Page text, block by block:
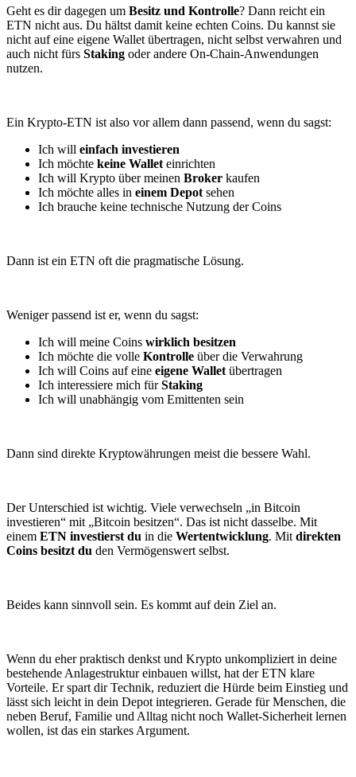
Geht es dir dagegen um Besitz und Kontrolle? Dann reicht ein
ETN nicht aus. Du hältst damit keine echten Coins. Du kannst sie
nicht auf eine eigene Wallet übertragen, nicht selbst verwahren und
auch nicht fürs Staking oder andere On-Chain-Anwendungen
nutzen.
Ein Krypto-ETN ist also vor allem dann passend, wenn du sagst:
Ich will einfach investieren
Ich möchte keine Wallet einrichten
Ich will Krypto über meinen Broker kaufen
Ich möchte alles in einem Depot sehen
Ich brauche keine technische Nutzung der Coins
Dann ist ein ETN oft die pragmatische Lösung.
Weniger passend ist er, wenn du sagst:
Ich will meine Coins wirklich besitzen
Ich möchte die volle Kontrolle über die Verwahrung
Ich will Coins auf eine eigene Wallet übertragen
Ich interessiere mich fürStaking
Ich will unabhängig vom Emittenten sein
Dann sind direkte Kryptowährungen meist die bessere Wahl.
Der Unterschied ist wichtig. Viele verwechseln „in Bitcoin
investieren“ mit „Bitcoin besitzen“. Das ist nicht dasselbe. Mit
einem ETN investierst du in die Wertentwicklung. Mit direkten
Coins besitzt du den Vermögenswert selbst.
Beides kann sinnvoll sein. Es kommt auf dein Ziel an.
Wenn du eher praktisch denkst und Krypto unkompliziert in deine
bestehende Anlagestruktur einbauen willst, hat der ETN klare
Vorteile. Er spart dir Technik, reduziert die Hürde beim Einstieg und
lässt sich leicht in dein Depot integrieren. Gerade für Menschen, die
neben Beruf, Familie und Alltag nicht noch Wallet-Sicherheit lernen
wollen, ist das ein starkes Argument.